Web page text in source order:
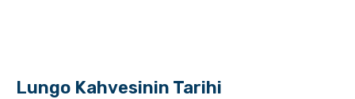
Lungo Kahvesinin Tarihi